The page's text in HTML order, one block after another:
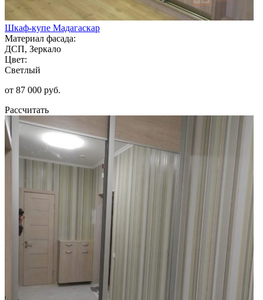
Шкаф-купе Мадагаскар
Материал фасада:
ДСП, Зеркало
Цвет:
Светлый
от 87 000 руб.
Рассчитать